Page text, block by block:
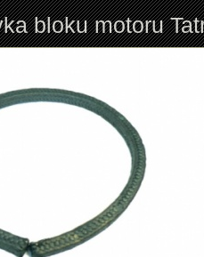
bloku motoru